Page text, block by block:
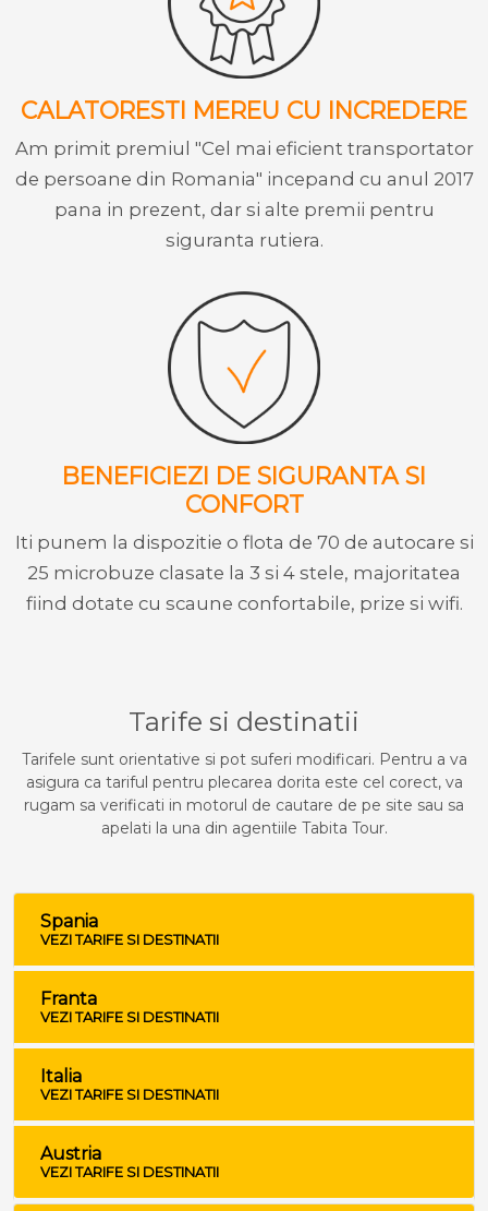
CALATORESTI MEREU CU INCREDERE
Am primit premiul "Cel mai eficient transportator
de persoane din Romania" incepand cu anul 2017
pana in prezent, dar si alte premii pentru
siguranta rutiera.
BENEFICIEZI DE SIGURANTA SI
CONFORT
Iti punem la dispozitie o flota de 70 de autocare si
25 microbuze clasate la 3 si 4 stele, majoritatea
fiind dotate cu scaune confortabile, prize si wifi.
Tarife si destinatii
Tarifele sunt orientative si pot suferi modificari. Pentru a va
asigura ca tariful pentru plecarea dorita este cel corect, va
rugam sa verificati in motorul de cautare de pe site sau sa
apelati la una din agentiile Tabita Tour.
Spania
VEZI TARIFE SI DESTINATII
Franta
VEZI TARIFE SI DESTINATII
Italia
VEZI TARIFE SI DESTINATII
Austria
VEZI TARIFE SI DESTINATII